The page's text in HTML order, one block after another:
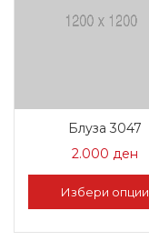
Блуза 3047
2.000 ден
Избери опции